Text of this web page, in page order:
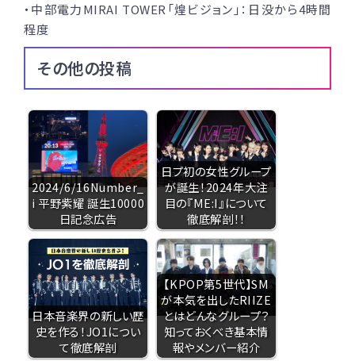
・中部電力MIRAI TOWER「煌ビジョン」：日没から4時間
程度
その他の投稿
2024/6/16Number_
i 平野紫耀 誕生10000
日記念広告
日プ初の女性グループ
が誕生！2024年大注
目の『ME:I』について
徹底解剖！！
日本音楽界の新しい歴
史を作る！JO1につい
て徹底解剖
【KPOP第5世代】SM
が本気を出したRIIZE
とはどんなグループ？
知っておくべき基本情
報やメンバー紹介